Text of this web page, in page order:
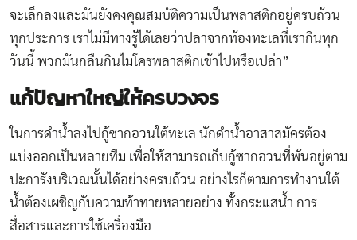
จะเล็กลงและมันยังคงคุณสมบัติความเป็นพลาสติกอยู่ครบถ้วน
ทุกประการ เราไม่มีทางรู้ได้เลยว่าปลาจากท้องทะเลที่เรากินทุก
วันนี้ พวกมันกลืนกินไมโครพลาสติกเข้าไปหรือเปล่า”
แก้ปัญหาใหญ่ให้ครบวงจร
ในการดำน้ำลงไปกู้ซากอวนใต้ทะเล นักดำน้ำอาสาสมัครต้อง
แบ่งออกเป็นหลายทีม เพื่อให้สามารถเก็บกู้ซากอวนที่พันอยู่ตาม
ปะการังบริเวณนั้นได้อย่างครบถ้วน อย่างไรก็ตามการทำงานใต้
น้ำต้องเผชิญกับความท้าทายหลายอย่าง ทั้งกระแสน้ำ การ
สื่อสารและการใช้เครื่องมือ